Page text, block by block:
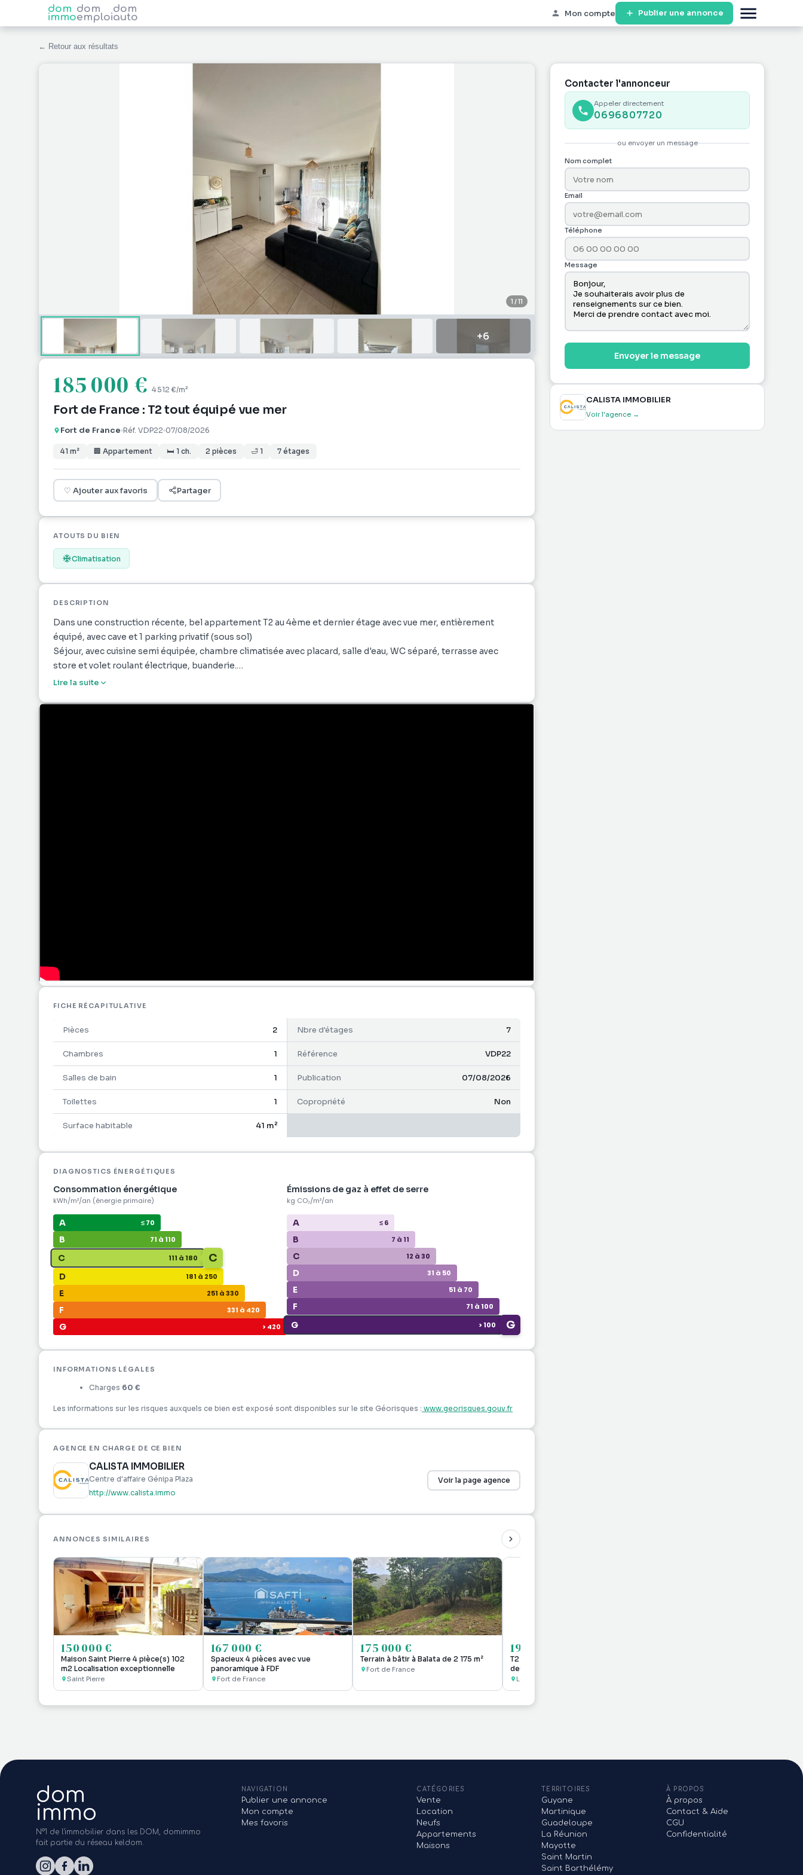
dom
immo
dom
emploi
dom
auto Mon compte Publier une annonce
← Retour aux résultats
1 /11
+6
185 000 € 4 512 €/m²
Fort de France : T2 tout équipé vue mer
Fort de France Réf. VDP22 07/08/2026
41 m² 🏢 Appartement 🛏 1 ch. 2 pièces 🛁 1 7 étages
♡ Ajouter aux favoris Partager
ATOUTS DU BIEN
Climatisation
DESCRIPTION
Dans une construction récente, bel appartement T2 au 4ème et dernier étage avec vue mer, entièrement
équipé, avec cave et 1 parking privatif (sous sol)
Séjour, avec cuisine semi équipée, chambre climatisée avec placard, salle d'eau, WC séparé, terrasse avec
store et volet roulant électrique, buanderie.
Vendu loué
Lire la suite
FICHE RÉCAPITULATIVE
Pièces 2 Nbre d'étages 7
Chambres 1 Référence VDP22
Salles de bain 1 Publication 07/08/2026
Toilettes 1 Copropriété Non
Surface habitable 41 m²
DIAGNOSTICS ÉNERGÉTIQUES
Consommation énergétique
kWh/m²/an (énergie primaire)
A ≤ 70
B 71 à 110
C 111 à 180 C
D 181 à 250
E 251 à 330
F 331 à 420
G > 420
Émissions de gaz à effet de serre
kg CO₂/m²/an
A ≤ 6
B 7 à 11
C 12 à 30
D 31 à 50
E 51 à 70
F 71 à 100
G > 100 G
INFORMATIONS LÉGALES
Charges 60 €
Les informations sur les risques auxquels ce bien est exposé sont disponibles sur le site Géorisques : www.georisques.gouv.fr
AGENCE EN CHARGE DE CE BIEN
CALISTA IMMOBILIER
Centre d'affaire Génipa Plaza
http://www.calista.immo
Voir la page agence
ANNONCES SIMILAIRES
150 000 €
Maison Saint Pierre 4 pièce(s) 102
m2 Localisation exceptionnelle
Saint Pierre
167 000 €
Spacieux 4 pièces avec vue
panoramique à FDF
Fort de France
175 000 €
Terrain à bâtir à Balata de 2 175 m²
Fort de France
195 000 €
T2 meublé avec terrasse à deux pas
des plages
Les Trois Ilets
Contacter l'annonceur
Appeler directement
0696807720
ou envoyer un message
Nom complet
Email
Téléphone
Message
Envoyer le message
CALISTA IMMOBILIER
Voir l'agence →
dom
immo
N°1 de l'immobilier dans les DOM, domimmo
fait partie du réseau keldom.
NAVIGATION
Publier une annonce
Mon compte
Mes favoris
CATÉGORIES
Vente
Location
Neufs
Appartements
Maisons
TERRITOIRES
Guyane
Martinique
Guadeloupe
La Réunion
Mayotte
Saint Martin
Saint Barthélémy
À PROPOS
À propos
Contact & Aide
CGU
Confidentialité